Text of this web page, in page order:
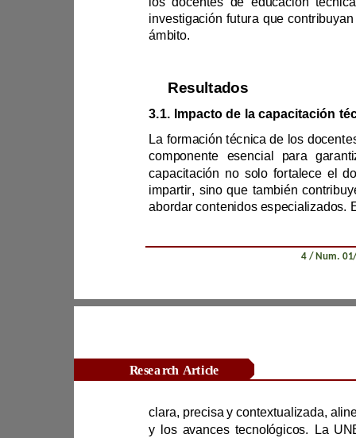
Revista Científica Zambos / Vol. 04
ámbito.
Resultados
impartir, sino
Research Article